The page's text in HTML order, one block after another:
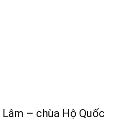
– chùa Hộ Quốc